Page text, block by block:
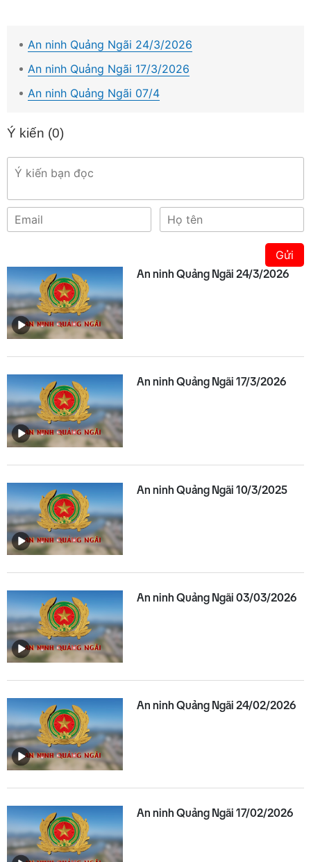
An ninh Quảng Ngãi 24/3/2026
An ninh Quảng Ngãi 17/3/2026
An ninh Quảng Ngãi 07/4
Ý kiến (0)
Gửi
An ninh Quảng Ngãi 24/3/2026
An ninh Quảng Ngãi 17/3/2026
An ninh Quảng Ngãi 10/3/2025
An ninh Quảng Ngãi 03/03/2026
An ninh Quảng Ngãi 24/02/2026
An ninh Quảng Ngãi 17/02/2026